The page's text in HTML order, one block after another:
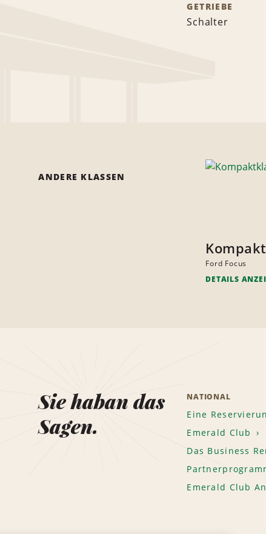
GETRIEBE
Schalter
ANDERE KLASSEN
Ford Focus
DETAILS
Sie haban das
Sagen.
NATIONAL
Eine
Emerald Club
Das Business
Emerald Club